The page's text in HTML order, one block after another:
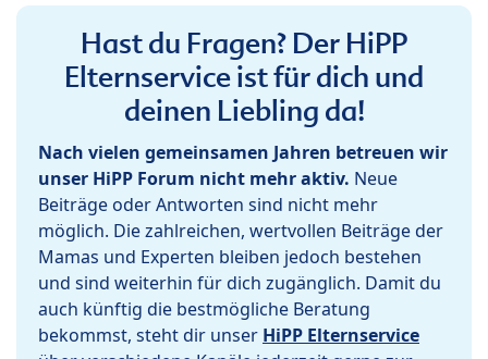
Hast du Fragen? Der HiPP
Elternservice ist für dich und
deinen Liebling da!
Nach vielen gemeinsamen Jahren betreuen wir
unser HiPP Forum nicht mehr aktiv. Neue
Beiträge oder Antworten sind nicht mehr
möglich. Die zahlreichen, wertvollen Beiträge der
Mamas und Experten bleiben jedoch bestehen
und sind weiterhin für dich zugänglich. Damit du
auch künftig die bestmögliche Beratung
bekommst, steht dir unser HiPP Elternservice